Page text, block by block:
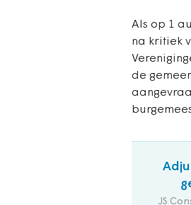
Als op 1
na kritiek
de
JS